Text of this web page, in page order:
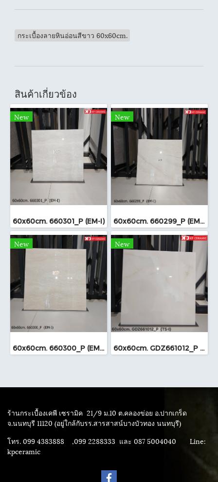
กระเบื้องลายหินอ่อนสีขาว 60x60cm.
สินค้าเกี่ยวข้อง
New
60x60cm. 660301_P (EM-I)
New
60x60cm. 660299_P (EM-I)
New
60x60cm. 660300_P (EM-I)
New
60x60cm. GDZ661012_P (TS-I)
ร้านกระเบื้องเคพี เซรามิค 21/9 ม.10 ต.คลองข่อย อ.ปากเกร็ด
จ.นนทบุรี 11120 (อยู่ใกล้กับรร.สารสาสน์บางบัวทอง นนทบุรี)
โทร. 099 4383888 ,099 2288333 และ 087 5004040 Line:
kpceramic